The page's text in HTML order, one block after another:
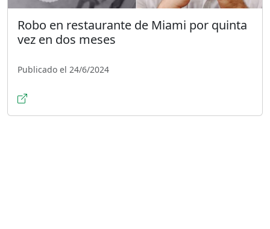
Robo en restaurante de Miami por quinta
vez en dos meses
Publicado el 24/6/2024